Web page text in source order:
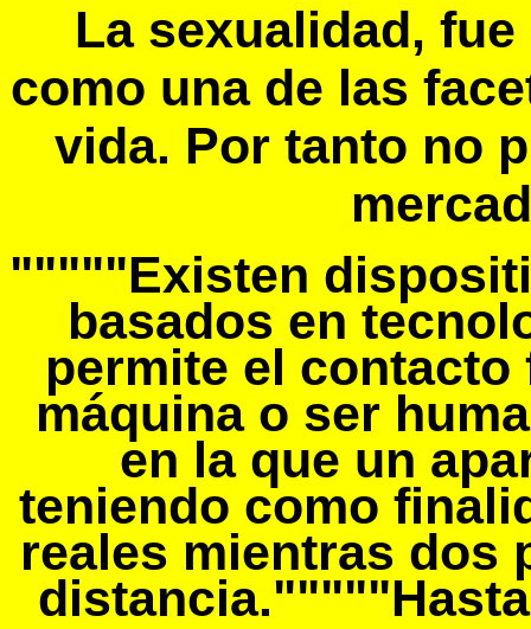
La sexualidad,
como una de las
vida. Por tanto no
"""""Existen
basados en
permite el
máquina o ser
en la que un
teniendo como
reales mientras dos